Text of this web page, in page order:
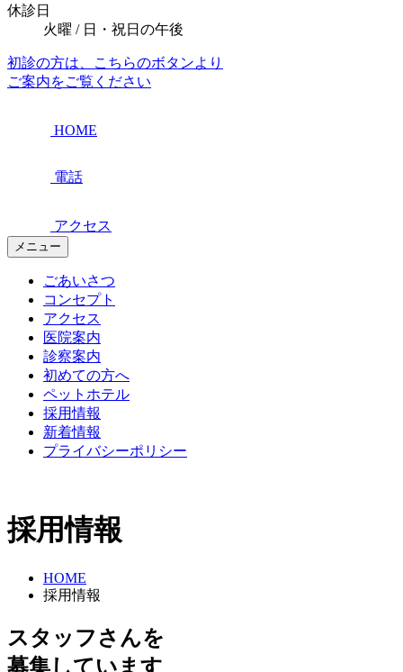
休診日
火曜 / 日・祝日の午後
初診の方は、こちらのボタンより
ご案内をご覧ください
HOME
電話
アクセス
メニュー
ごあいさつ
コンセプト
アクセス
医院案内
診察案内
初めての方へ
ペットホテル
採用情報
新着情報
プライバシーポリシー
採用情報
HOME
採用情報
スタッフさんを
募集しています